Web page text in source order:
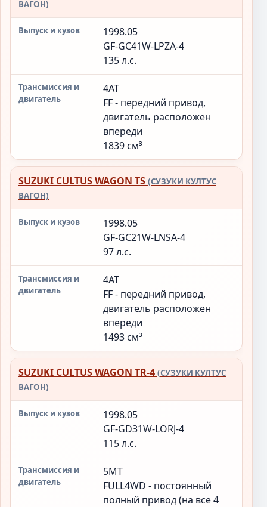
ВАГОН)
1998.05
GF-GC41W-LPZA-4
135 л.с.
4AT
FF - передний привод,
двигатель расположен
впереди
1839 см³
SUZUKI CULTUS WAGON TS (СУЗУКИ КУЛТУС
ВАГОН)
1998.05
GF-GC21W-LNSA-4
97 л.с.
4AT
FF - передний привод,
двигатель расположен
впереди
1493 см³
SUZUKI CULTUS WAGON TR-4 (СУЗУКИ КУЛТУС
ВАГОН)
1998.05
GF-GD31W-LORJ-4
115 л.с.
5MT
FULL4WD - постоянный
полный привод (на все 4